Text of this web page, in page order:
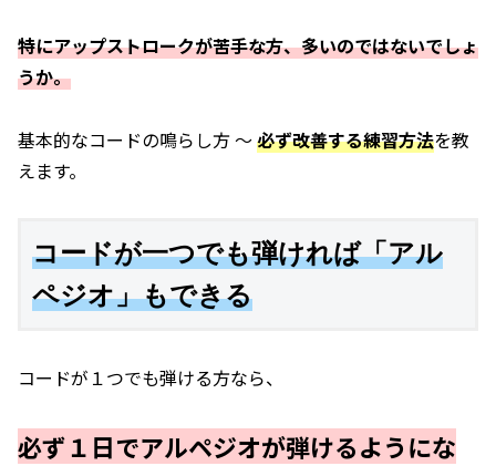
特にアップストロークが苦手な方、多いのではないでしょ
うか。
基本的なコードの鳴らし方 〜必ず改善する練習方法を教
えます。
コードが一つでも弾ければ「アル
ペジオ」もできる
コードが１つでも弾ける方なら、
必ず１日でアルペジオが弾けるようにな